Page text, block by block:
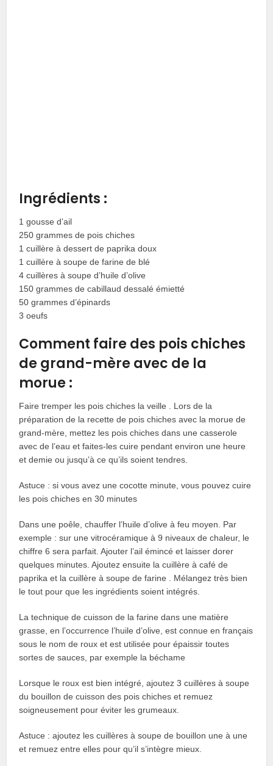
Ingrédients :
1 gousse d’ail
250 grammes de pois chiches
1 cuillère à dessert de paprika doux
1 cuillère à soupe de farine de blé
4 cuillères à soupe d’huile d’olive
150 grammes de cabillaud dessalé émietté
50 grammes d’épinards
3 oeufs
Comment faire des pois chiches
de grand-mère avec de la
morue :
Faire tremper les pois chiches la veille . Lors de la
préparation de la recette de pois chiches avec la morue de
grand-mère, mettez les pois chiches dans une casserole
avec de l’eau et faites-les cuire pendant environ une heure
et demie ou jusqu’à ce qu’ils soient tendres.
Astuce : si vous avez une cocotte minute, vous pouvez cuire
les pois chiches en 30 minutes
Dans une poêle, chauffer l’huile d’olive à feu moyen. Par
exemple : sur une vitrocéramique à 9 niveaux de chaleur, le
chiffre 6 sera parfait. Ajouter l’ail émincé et laisser dorer
quelques minutes. Ajoutez ensuite la cuillère à café de
paprika et la cuillère à soupe de farine . Mélangez très bien
le tout pour que les ingrédients soient intégrés.
La technique de cuisson de la farine dans une matière
grasse, en l’occurrence l’huile d’olive, est connue en français
sous le nom de roux et est utilisée pour épaissir toutes
sortes de sauces, par exemple la béchame
Lorsque le roux est bien intégré, ajoutez 3 cuillères à soupe
du bouillon de cuisson des pois chiches et remuez
soigneusement pour éviter les grumeaux.
Astuce : ajoutez les cuillères à soupe de bouillon une à une
et remuez entre elles pour qu’il s’intègre mieux.